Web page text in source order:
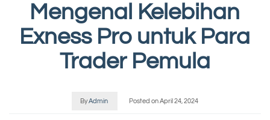
Mengenal Kelebihan
Exness Pro untuk Para
Trader Pemula
ByAdmin Posted onApril 24, 2024